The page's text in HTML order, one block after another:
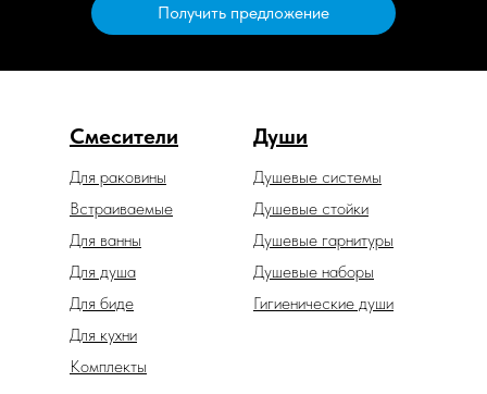
Получить предложение
Смесители Души
Душевые гарнитуры
Душевые системы
Гигиенические души
Душевые наборы
Встраиваемые
Для биде
Для ванны
Для душа
Для раковины
Для кухни
Душевые стойки
Комплекты